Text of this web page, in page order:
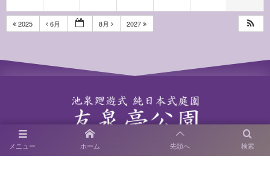
2025 6月 8月 2027
メニュー 検索
ホーム 先頭へ